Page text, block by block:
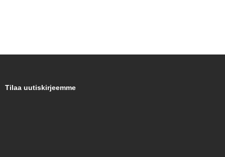
Tilaa uutiskirjeemme